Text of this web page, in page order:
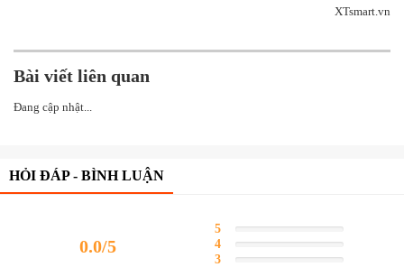
XTsmart.vn
Bài viết liên quan
Đang cập nhật...
HỎI ĐÁP - BÌNH LUẬN
0.0/5
5
4
3